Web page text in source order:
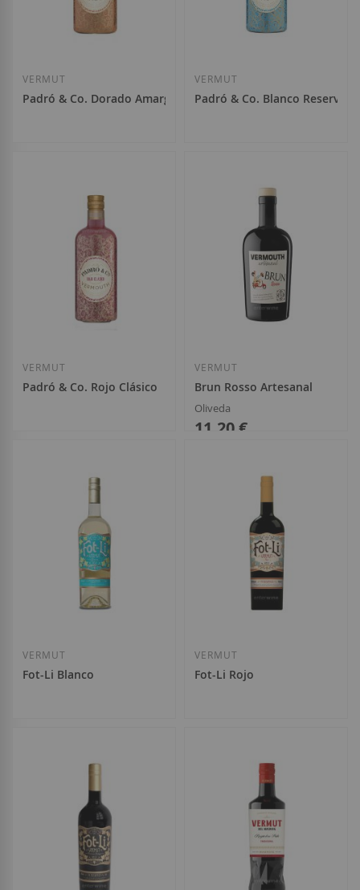
Añadir a la Lista de Deseos Añadir a la Lista
VERMUT
Padró & Co. Dorado Amargo Suave
Añadir a la Lista de Deseos
VERMUT
Padró & Co. Blanco Reserva
Añadir a la Lista
VERMUT
Padró & Co. Rojo Clásico
Añadir a la Lista de Deseos
VERMUT
Brun Rosso Artesanal
Oliveda
11,20 €
Añadir a la Lista
VERMUT
Fot-Li Blanco
VERMUT
Fot-Li Rojo